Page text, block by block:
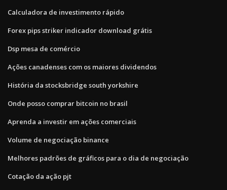
Calculadora de investimento rápido
Forex pips striker indicador download grátis
Dsp mesa de comércio
Ações canadenses com os maiores dividendos
História da stocksbridge south yorkshire
Onde posso comprar bitcoin no brasil
Aprenda a investir em ações comerciais
Volume de negociação binance
Melhores padrões de gráficos para o dia de negociação
Cotação da ação pjt